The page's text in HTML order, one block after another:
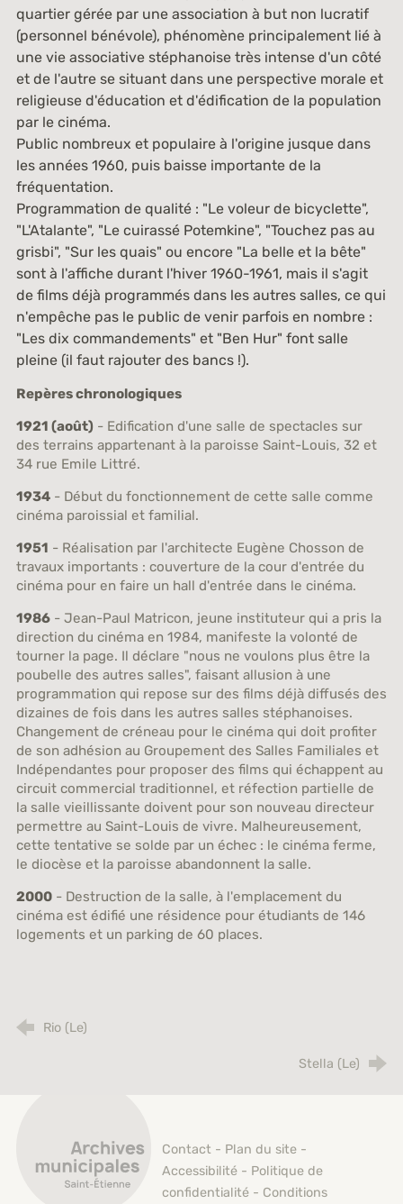
quartier gérée par une association à but non lucratif
(personnel bénévole), phénomène principalement lié à
une vie associative stéphanoise très intense d'un côté
et de l'autre se situant dans une perspective morale et
religieuse d'éducation et d'édification de la population
par le cinéma.
Public nombreux et populaire à l'origine jusque dans
les années 1960, puis baisse importante de la
fréquentation.
Programmation de qualité : "Le voleur de bicyclette",
"L'Atalante", "Le cuirassé Potemkine", "Touchez pas au
grisbi", "Sur les quais" ou encore "La belle et la bête"
sont à l'affiche durant l'hiver 1960-1961, mais il s'agit
de films déjà programmés dans les autres salles, ce qui
n'empêche pas le public de venir parfois en nombre :
"Les dix commandements" et "Ben Hur" font salle
pleine (il faut rajouter des bancs !).
Repères chronologiques
1921 (août)- Edification d'une salle de spectacles sur
des terrains appartenant à la paroisse Saint-Louis, 32 et
34 rue Emile Littré.
1934- Début du fonctionnement de cette salle comme
cinéma paroissial et familial.
1951 - Réalisation par l'architecte Eugène Chosson de
travaux importants : couverture de la cour d'entrée du
cinéma pour en faire un hall d'entrée dans le cinéma.
1986- Jean-Paul Matricon, jeune instituteur qui a pris la
direction du cinéma en 1984, manifeste la volonté de
tourner la page. Il déclare "nous ne voulons plus être la
poubelle des autres salles", faisant allusion à une
programmation qui repose sur des films déjà diffusés des
dizaines de fois dans les autres salles stéphanoises.
Changement de créneau pour le cinéma qui doit profiter
de son adhésion au Groupement des Salles Familiales et
Indépendantes pour proposer des films qui échappent au
circuit commercial traditionnel, et réfection partielle de
la salle vieillissante doivent pour son nouveau directeur
permettre au Saint-Louis de vivre. Malheureusement,
cette tentative se solde par un échec : le cinéma ferme,
le diocèse et la paroisse abandonnent la salle.
2000- Destruction de la salle, à l'emplacement du
cinéma est édifié une résidence pour étudiants de 146
logements et un parking de 60 places.
Rio (Le)
Stella (Le)
Contact - Plan du site -
Accessibilité - Politique de
confidentialité - Conditions